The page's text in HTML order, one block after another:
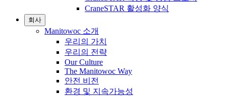
CraneSTAR 활성화 양식
회사
Manitowoc 소개
우리의 가치
우리의 전략
Our Culture
The Manitowoc Way
안전 비전
환경 및 지속가능성